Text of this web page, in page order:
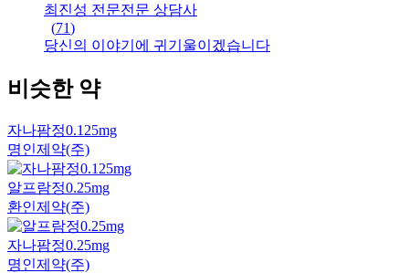
최진성 전문전문 상담사
(71)
당신의 이야기에 귀기울이겠습니다
비슷한 약
자나팜정0.125mg
명인제약(주)
알프람정0.25mg
환인제약(주)
자나팜정0.25mg
명인제약(주)